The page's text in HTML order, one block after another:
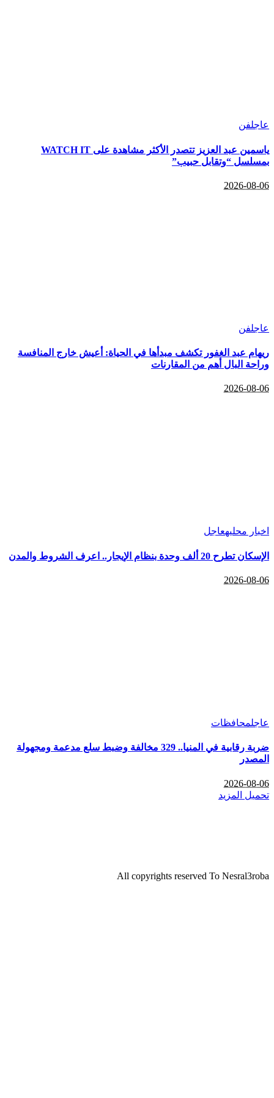
فن
ياسمين عبد العزيز تتصدر الأكثر مشاهدة على WATCH IT
“وتقابل حبيب”
2026-
فن
عبد الغفور تكشف مبدأها في الحياة: أعيش خارج المنافسة
البال أهم من المقارنات
2026-
محليهعاجل
ألف وحدة بنظام الإيجار.. اعرف الشروط والمدن
2026-
محافظات
ضربة رقابية في المنيا.. 329 مخالفة وضبط سلع مدعمة ومجهولة
2026-
المزيد
All copyrights reserved To